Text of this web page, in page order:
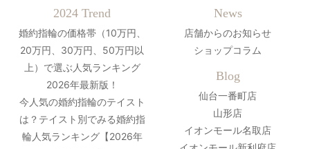
2024 Trend
婚約指輪の価格帯（10万円、
20万円、30万円、50万円以
上）で選ぶ人気ランキング
2026年最新版！
今人気の婚約指輪のテイスト
は？テイスト別でみる婚約指
輪人気ランキング【2026年
News
店舗からのお知らせ
ショップコラム
Blog
仙台一番町店
山形店
イオンモール名取店